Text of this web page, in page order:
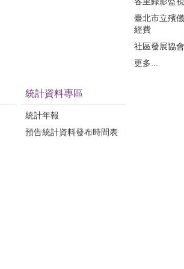
臺北市立殯
經費
社區發展協會
更多...
統計資料專區
統計年報
預告統計資料發布時間表